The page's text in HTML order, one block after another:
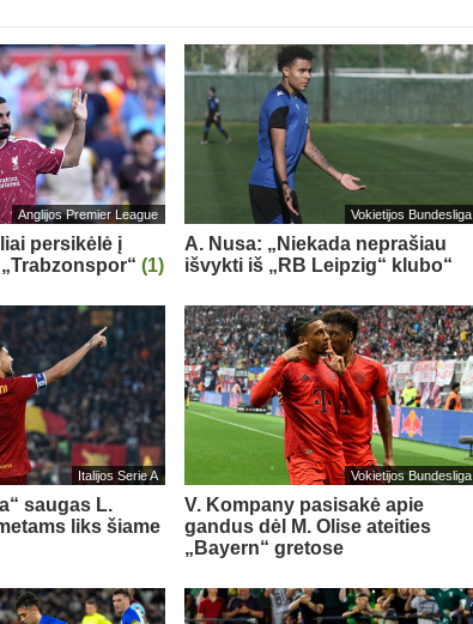
Anglijos Premier League
persikėlė į
(1)
Vokietijos Bundesliga
A. Nusa: „Niekada neprašiau
išvykti iš „RB Leipzig“ klubo“
Italijos Serie A
saugas L.
liks šiame
Vokietijos Bundesliga
V. Kompany pasisakė apie
gandus dėl M. Olise ateities
„Bayern“ gretose